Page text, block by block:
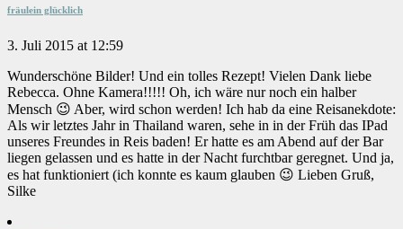
fräulein glücklich
3. Juli 2015 at 12:59
Wunderschöne Bilder! Und ein tolles Rezept! Vielen Dank liebe
Rebecca. Ohne Kamera!!!!! Oh, ich wäre nur noch ein halber
Mensch 😉 Aber, wird schon werden! Ich hab da eine Reisanekdote:
Als wir letztes Jahr in Thailand waren, sehe in in der Früh das IPad
unseres Freundes in Reis baden! Er hatte es am Abend auf der Bar
liegen gelassen und es hatte in der Nacht furchtbar geregnet. Und ja,
es hat funktioniert (ich konnte es kaum glauben 😉 Lieben Gruß,
Silke